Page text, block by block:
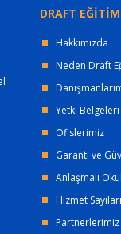
DRAFT EĞİTİM
Hakkımızda
Neden Draft
Yetki Belgeleri
Ofislerimiz
Garanti ve
Anlaşmalı
Hizmet Sayıları
Partnerlerimiz